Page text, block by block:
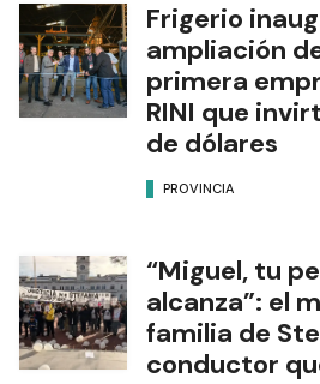
Frigerio
ampliación
primera
RINI que
de dólares
PROVINCIA
“Miguel, tu
alcanza”: el
familia de
conductor